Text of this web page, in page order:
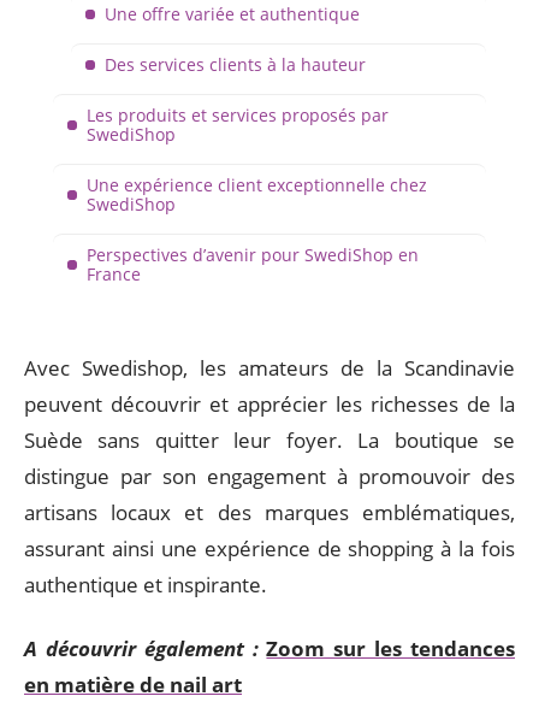
Une offre variée et authentique
Des services clients à la hauteur
Les produits et services proposés par
SwediShop
Une expérience client exceptionnelle chez
SwediShop
Perspectives d’avenir pour SwediShop en
France
Avec Swedishop, les amateurs de la Scandinavie
peuvent découvrir et apprécier les richesses de la
Suède sans quitter leur foyer. La boutique se
distingue par son engagement à promouvoir des
artisans locaux et des marques emblématiques,
assurant ainsi une expérience de shopping à la fois
authentique et inspirante.
A découvrir également : Zoom sur les tendances
en matière de nail art